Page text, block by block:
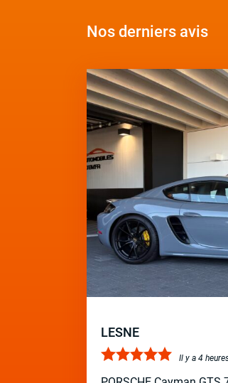
Nos derniers avis
LESNE
Il y a 4